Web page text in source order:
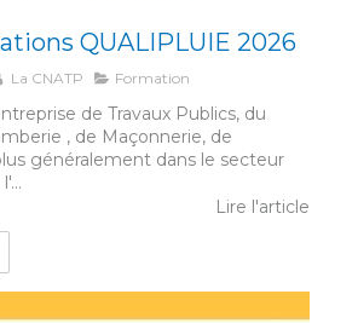
QUALIPLUIE 2026
La CNATP Formation
de Travaux Publics, du
, de Maçonnerie, de
généralement dans le secteur
Lire l'article